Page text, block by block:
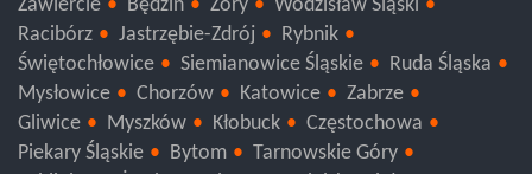
Zawiercie
Będzin Żory
Wodzisław Śląski
Racibórz
Jastrzębie-Zdrój
Rybnik
Świętochłowice
Siemianowice Śląskie
Ruda Śląska
Mysłowice
Chorzów Katowice
Zabrze
Gliwice
Myszków Kłobuck
Częstochowa
Piekary Śląskie
Bytom
Tarnowskie Góry